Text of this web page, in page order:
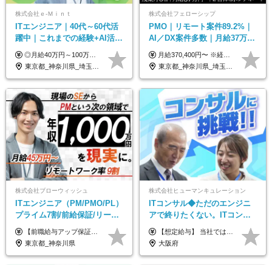
株式会社ｅ‐Ｍｉｎｔ
ITエンジニア｜40代～60代活
躍中｜これまでの経験+AI活用
でスキルアップを支援｜残業
月10h｜副業OK
◎月給40万円～100万円＋インセンティブ＋各種手当 ・年収120万〜300万円UPの実績も！ ・平均年収UP率は1.1～1.3倍 ・案件単価100%公開 × 単価連動の給与制度 ・能力等を考慮の上、決定いたします ※試用期間6ヵ月あり（待遇の変更はありません） ※固定残業代（月20～30時間・3万円～8万円）を含みます 《具体的には...》 ・案件単価65万円⇒年収約500万円 ・案件単価80万円⇒年収約600万円 ・案件単価120万円⇒年収約900万円 ＼ AIで生産性5倍になり給与UP ／ ◇案件単価100%公開 × 単価連動の給与制度 ◇年収120万〜300万UPの実績あり 「単価が上がれば、その分しっかり報われる」 そんなシンプルで納得できる評価制度です。 ⚫️年収300万円アップの実績も 参画する案件の単価を全て公開。 給与は単価に連動しているため納得感持って働くことが可能です。 過去には転職しただけで300万円以上アップした方もいます。 現場でAIを活用して成果を出して単価アップにつながったケースが多数！ ・AIツール利用料金全額負担 ・資格取得補助 ・月給保証制度 ・各種手当
東京都_神奈川県_埼玉県_千葉県_大阪府_愛知県_北海道_青森県_岩手県_宮城県_秋田県_山形県_福島県_茨城県_栃木県_群馬県_新潟県_山梨県_長野県_富山県_石川県_福井県_静岡県_岐阜県_三重県_兵庫県_京都府_滋賀県_奈良県_和歌山県_広島県_岡山県_鳥取県_島根県_山口県_徳島県_香川県_愛媛県_高知県_福岡県_熊本県_佐賀県_長崎県_大分県_宮崎県_鹿児島県_沖縄県
株式会社フェローシップ
PMO｜リモート案件89.2%｜
AI／DX案件多数｜月給37万円
～｜300万円の年収UP事例有
｜PMO経験不問
月給370,400円〜 ※経験やスキルを考慮し、決定いたします ※上記金額には固定残業代（30時間分/70,400円～）を含みます。超過分は別途全額支給いたします ※試用期間6カ月あり（期間中の給与・待遇に差異はありません） ★想定年収4,444,800円～ ★50万円～300万円の年収UP事例があります！
東京都_神奈川県_埼玉県_千葉県
株式会社ブローウィッシュ
ITエンジニア（PM/PMO/PL）
プライム7割/前給保証/リーダ
ー経験不問/30、40代活躍中/
リモート9割
【前職給与アップ保証あり！ゆくゆくは年収800万以上も可能】 月給45万円～＋インセンティブ ※経験や適性を考慮の上、相談し決定します ※上記には固定残業代（20時間分/4万円～）が含まれます ※20時間を超過した場合は別途全額支給します ※試用期間（3ヶ月間）あり。給与・待遇に差異はございません それはより高度な案件にアサイン＆ 還元率が平均より高めのため、 これまでの給与から大幅にアップする人もいます。
東京都_神奈川県
株式会社ヒューマンキュレーション
ITコンサル◆ただのエンジニ
アで終りたくない。ITコンサ
ル・PMに挑戦出来る！成長中
の次世代IT企業
【想定給与】 当社では、すべてのプロジェクトで受注単価を完全開示。 給与はその単価に連動し、還元率は80％以上を保証しています。 経験・スキル・貢献度に応じて報酬を正当に評価し、前職年収の保証も行っています。 ■正社員 月給35万円以上＋賞与年2回（みなし残業20h分含む） ◇試用期間は3ヶ月（期間中の待遇に変更なし） ◇みなし残業は案件先によって異なります。詳細は面談にてご説明致します。 ※経験・スキルを考慮し優遇 年収例： ・29歳女性／年収700万円（開発→上流転向） ・38歳男性／年収1,100万円（PMO・マネジメント） ・47歳男性／年収1,300万円（ITコンサル・高裁量案件）
大阪府